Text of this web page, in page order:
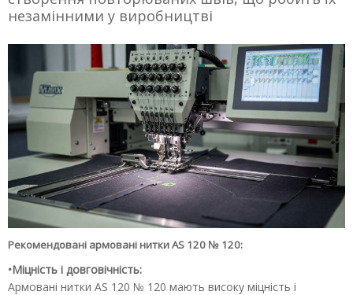
незамінними у виробництві
Рекомендовані армовані нитки AS 120 № 120:
•Міцність і довговічність:
Армовані нитки AS 120 № 120 мають високу міцність і